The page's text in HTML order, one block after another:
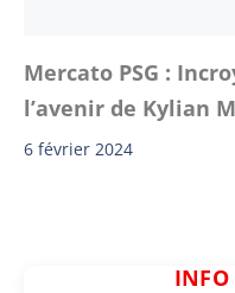
Mercato PSG :
l’avenir de Kylian
6 février 2024
INFO